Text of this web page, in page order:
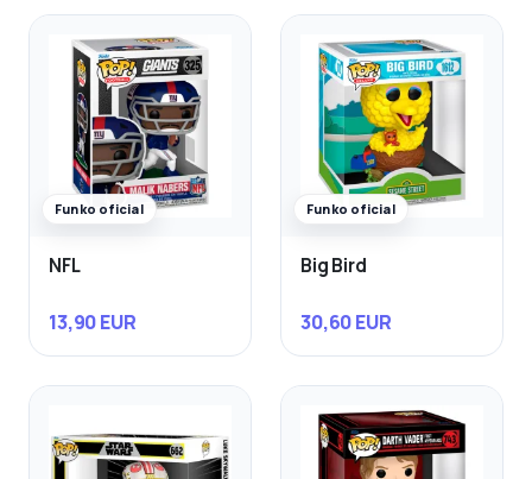
Funko oficial
NFL
13,90 EUR
Funko oficial
Big Bird
30,60 EUR